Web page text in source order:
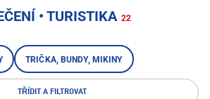
• TURISTIKA 22
TRIČKA, BUNDY, MIKINY
TŘÍDIT A FILTROVAT